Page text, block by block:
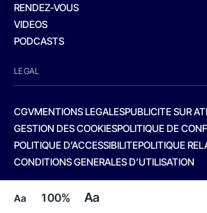
Aa 100% Aa
RENDEZ-VOUS
VIDEOS
PODCASTS
LEGAL
CGVMENTIONS LEGALESPUBLICITE SUR
GESTION DES COOKIESPOLITIQUE DE
POLITIQUE D’ACCESSIBILITEPOLITIQUE
CONDITIONS GENERALES D’UTILISATION